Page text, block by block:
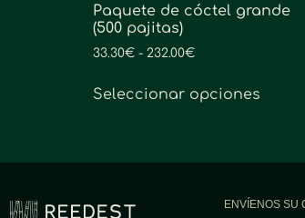
Paquete de cóctel grande
(500 pajitas)
33.30€ - 232.00€
Seleccionar opciones
ENVÍENOS SU